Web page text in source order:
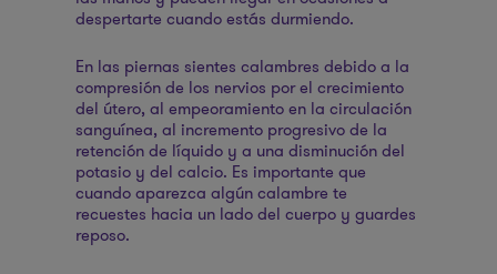
despertarte cuando estás durmiendo.
En las piernas sientes calambres debido a la
compresión de los nervios por el crecimiento
del útero, al empeoramiento en la circulación
sanguínea, al incremento progresivo de la
retención de líquido y a una disminución del
potasio y del calcio. Es importante que
cuando aparezca algún calambre te
recuestes hacia un lado del cuerpo y guardes
reposo.